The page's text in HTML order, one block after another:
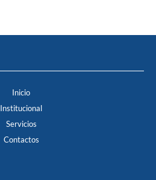
Inicio
Institucional
Servicios
Contactos